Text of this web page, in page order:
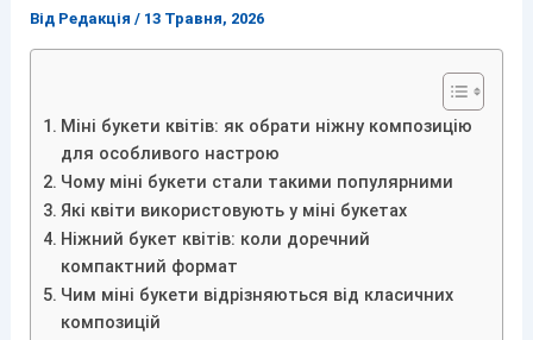
Від Редакція / 13 Травня, 2026
Міні букети квітів: як обрати ніжну композицію
для особливого настрою
Чому міні букети стали такими популярними
Які квіти використовують у міні букетах
Ніжний букет квітів: коли доречний
компактний формат
Чим міні букети відрізняються від класичних
композицій